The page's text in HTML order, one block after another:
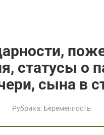
статусы о
сына в
Рубрика: Беременность